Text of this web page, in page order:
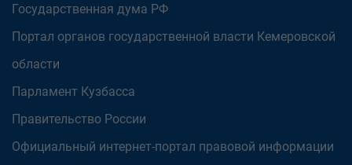
Государственная дума РФ
Портал органов государственной власти Кемеровской
области
Парламент Кузбасса
Правительство России
Официальный интернет-портал правовой информации